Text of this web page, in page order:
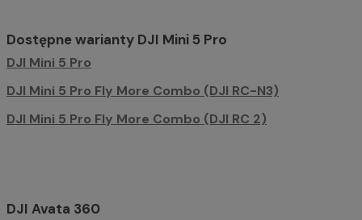
Dostępne warianty DJI Mini 5 Pro
DJI Mini 5 Pro
DJI Mini 5 Pro Fly More Combo (DJI RC-N3)
DJI Mini 5 Pro Fly More Combo (DJI RC 2)
DJI Avata 360